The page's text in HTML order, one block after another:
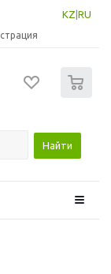
KZ RU
Найти